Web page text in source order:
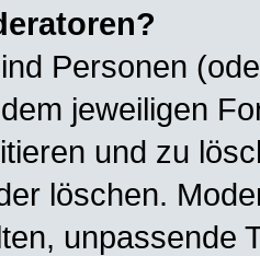
Personen
jeweiligen
und zu
löschen.
unpassende